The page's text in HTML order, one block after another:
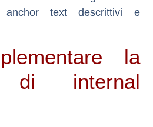
anchor text descrittivi e
la
di internal